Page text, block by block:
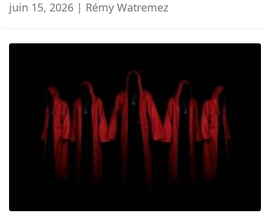
juin 15, 2026 | Rémy Watremez